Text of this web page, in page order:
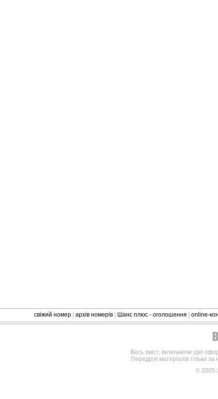
свіжий номер архів номерів Шанс плюс - оголошення online-
Весь зміст, включаючи ідеї
Передрук матеріалів тільки
©